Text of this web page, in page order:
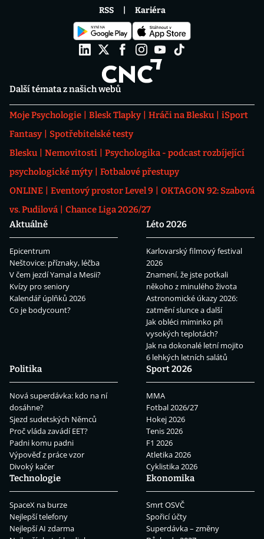
Další témata z našich webů
Moje Psychologie Blesk Tlapky Hráči na Blesku
iSport
Fantasy
Spotřebitelské testy
Blesku
Nemovitosti
Psychologika - podcast rozbíjející
psychologické mýty
Fotbalové přestupy
ONLINE
Eventový prostor Level 9
OKTAGON 92: Szabová
vs. Pudilová
Chance Liga 2026/27
Aktuálně
Epicentrum
Neštovice: příznaky, léčba
V čem jezdí Yamal a Mesii?
Kvízy pro seniory
Kalendář úplňků 2026
Co je bodycount?
Léto 2026
Karlovarský filmový festival
2026
Znamení, že jste potkali
někoho z minulého života
Astronomické úkazy 2026:
zatmění slunce a další
Jak obléci miminko při
vysokých teplotách?
Jak na dokonalé letní mojito
6 lehkých letních salátů
Politika
Nová superdávka: kdo na ní
dosáhne?
Sjezd sudetských Němců
Proč vláda zavádí EET?
Padni komu padni
Výpověď z práce vzor
Divoký kačer
Sport 2026
MMA
Fotbal 2026/27
Hokej 2026
Tenis 2026
F1 2026
Atletika 2026
Cyklistika 2026
Technologie
SpaceX na burze
Nejlepší telefony
Nejlepší AI zdarma
Ekonomika
Smrt OSVČ
Spořicí účty
Superdávka – změny
RSS Kariéra